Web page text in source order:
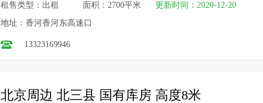
租售类型：出租 面积：2700平米
更新时间：2020-12-20
地址：香河香河东高速口
13323169946
北京周边 北三县 国有库房 高度8米